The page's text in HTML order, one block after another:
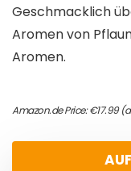
Geschmacklich
Aromen von
Aromen.
Amazon.de Price:€17.99